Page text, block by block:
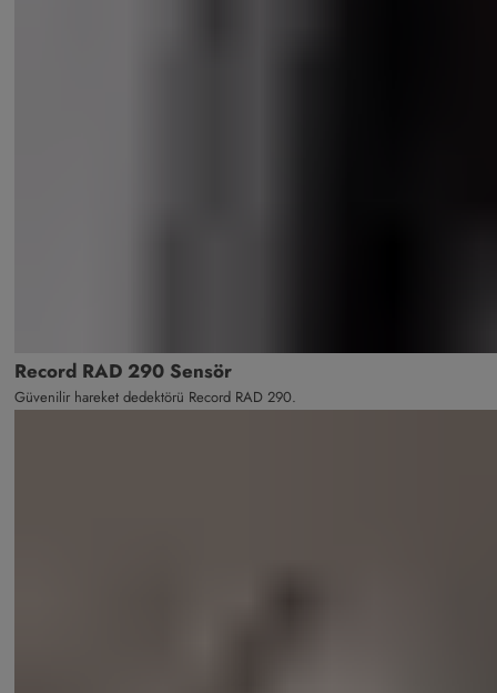
Record RAD 290 Sensör
Güvenilir hareket dedektörü Record RAD 290.